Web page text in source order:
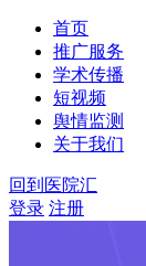
首页
推广服务
学术传播
短视频
舆情监测
关于我们
回到医院汇
登录 注册